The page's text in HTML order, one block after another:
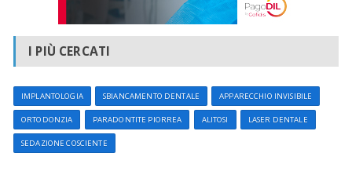
I PIÙ CERCATI
IMPLANTOLOGIA SBIANCAMENTO DENTALE APPARECCHIO INVISIBILE
ORTODONZIA PARADONTITE PIORREA ALITOSI LASER DENTALE
SEDAZIONE COSCIENTE